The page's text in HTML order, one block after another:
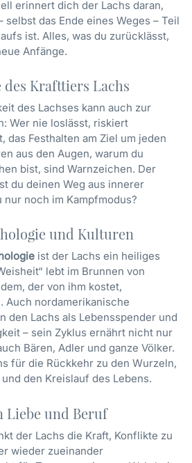
erinnert dich der Lachs daran,
selbst das Ende eines Weges – Teil
ist. Alles, was du zurücklässt,
Anfänge.
des Krafttiers Lachs
des Lachses kann auch zur
Wer nie loslässt, riskiert
das Festhalten am Ziel um jeden
aus den Augen, warum du
bist, sind Warnzeichen. Der
du deinen Weg aus innerer
nur noch im Kampfmodus?
und Kulturen
ist der Lachs ein heiliges
lebt im Brunnen von
der von ihm kostet,
Auch nordamerikanische
den Lachs als Lebensspender und
– sein Zyklus ernährt nicht nur
Bären, Adler und ganze Völker.
für die Rückkehr zu den Wurzeln,
den Kreislauf des Lebens.
Liebe und Beruf
der Lachs die Kraft, Konflikte zu
wieder zueinander